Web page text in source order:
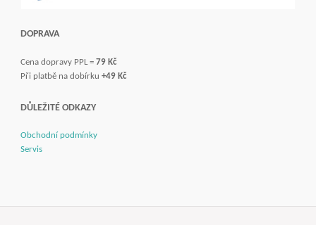
DOPRAVA
Cena dopravy PPL =79 Kč
Při platbě na dobírku +49 Kč
DŮLEŽITÉ ODKAZY
Obchodní podmínky
Servis